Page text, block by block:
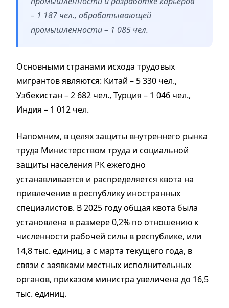
– 1 187 чел., обрабатывающей
промышленности – 1 085 чел.
Основными странами исхода трудовых
мигрантов являются: Китай – 5 330 чел.,
Узбекистан – 2 682 чел., Турция – 1 046 чел.,
Индия – 1 012 чел.
Напомним, в целях защиты внутреннего рынка
труда Министерством труда и социальной
защиты населения РК ежегодно
устанавливается и распределяется квота на
привлечение в республику иностранных
специалистов. В 2025 году общая квота была
установлена в размере 0,2% по отношению к
численности рабочей силы в республике, или
14,8 тыс. единиц, а с марта текущего года, в
связи с заявками местных исполнительных
органов, приказом министра увеличена до 16,5
тыс. единиц.